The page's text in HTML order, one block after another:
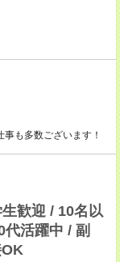
も多数ございます！
歓迎 / 10名以
活躍中 / 副